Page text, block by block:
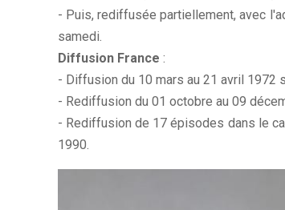
- Puis, rediffusée partiellement, avec
samedi.
Diffusion France :
- Diffusion du 10 mars au 21 avril 1972
- Rediffusion du 01 octobre au 09
- Rediffusion de 17 épisodes dans le
1990.